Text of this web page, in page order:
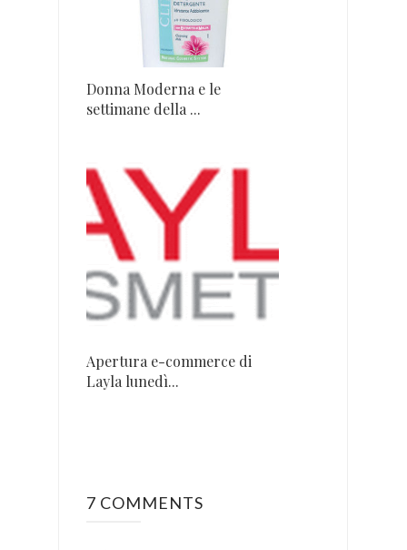
Donna Moderna e le
settimane della ...
Apertura e-commerce di
Layla lunedì...
7 COMMENTS